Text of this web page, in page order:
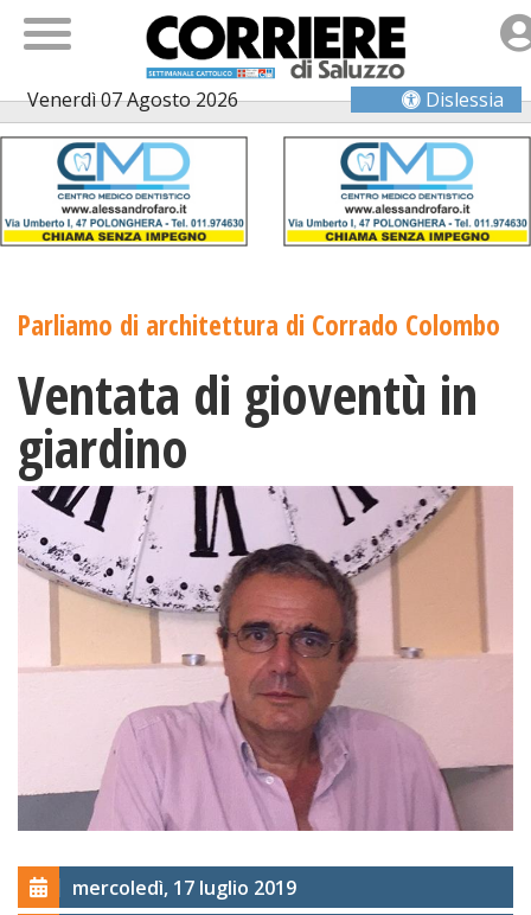
Venerdì 07 Agosto 2026 Dislessia
Parliamo di architettura di Corrado Colombo
Ventata di gioventù in
giardino
mercoledì, 17 luglio 2019